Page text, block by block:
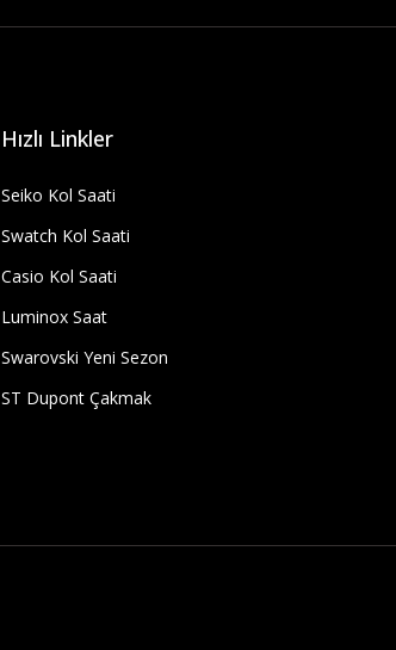
Hızlı Linkler
Seiko Kol Saati
Swatch Kol Saati
Casio Kol Saati
Luminox Saat
Swarovski Yeni Sezon
ST Dupont Çakmak